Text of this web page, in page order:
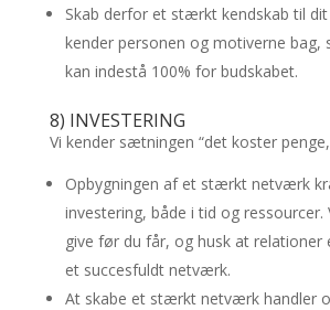
Skab derfor et stærkt kendskab til
kender personen og motiverne bag,
kan indestå 100% for budskabet.
8) INVESTERING
Vi kender sætningen “det koster
Opbygningen af et stærkt netværk
investering, både i tid og
give før du får, og husk at relationer
et succesfuldt netværk.
At skabe et stærkt netværk handler